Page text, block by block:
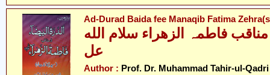
Ad-Durad Baida fee Manaqib Fatima
فاطمہ الزھراء سلام الله
عل
Author : Prof. Dr. Muhammad Tahir-ul-Qadri